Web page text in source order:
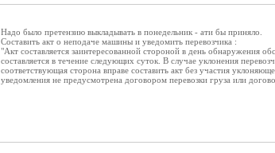
Надо было претензию выкладывать в понедельник - ати бы приняло.
Составить акт о неподаче машины и уведомить перевозчика :
"Акт составляется заинтересованной стороной в день обнаружения
составляется в течение следующих суток. В случае уклонения
соответствующая сторона вправе составить акт без участия
уведомления не предусмотрена договором перевозки груза или